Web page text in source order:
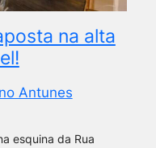
na alta
Antunes
esquina da Rua